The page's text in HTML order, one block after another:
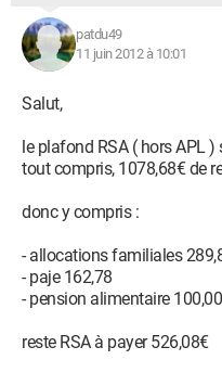
patdu49
11 juin 2012 à 10:01
Salut,
le plafond RSA ( hors APL
tout compris, 1078,68€ de
donc y compris :
- allocations familiales
- paje 162,78
- pension alimentaire 100,00
reste RSA à payer 526,08€